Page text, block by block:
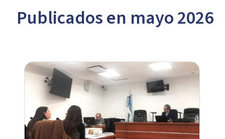
Publicados en mayo 2026